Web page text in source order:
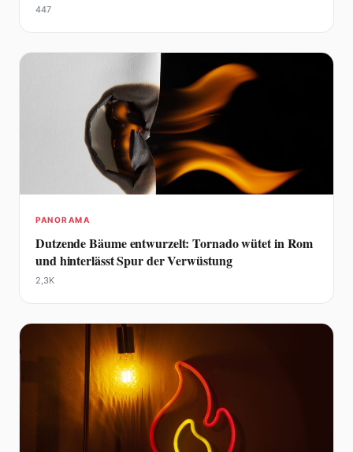
447
PANORAMA
Dutzende Bäume entwurzelt: Tornado wütet in Rom
und hinterlässt Spur der Verwüstung
2,3K